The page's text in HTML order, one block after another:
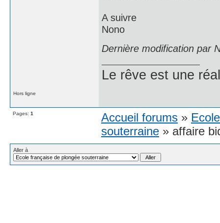
A suivre
Nono
Dernière modification par
Le rêve est une
Hors ligne
Pages: 1 Accueil forums »
souterraine » affaire
Aller à